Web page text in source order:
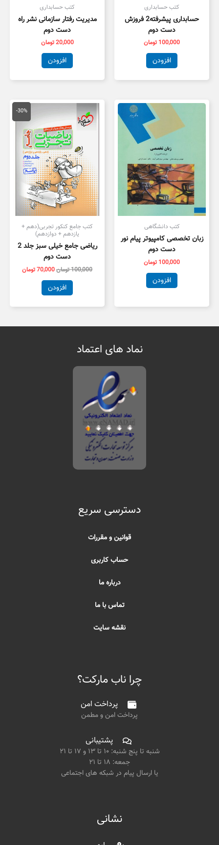
کتب حسابداری
حسابداری پیشرفته2 فروزش
دست دوم
100,000 تومان
افزودن
کتب حسابداری
مدیریت رفتار سازمانی نشر راه
دست دوم
20,000تومان
افزودن
کتب دانشگاهی
زبان تخصصی کامپیوتر پیام نور
دست دوم
100,000 تومان
افزودن
-30%
کتب جامع کنکور تجربی(دهم +
یازدهم + دوازدهم)
ریاضی جامع خیلی سبز جلد 2
دست دوم
100,000تومان
قیمت
100,000 تومان
بود.
70,000تومان
قیمت
فعلی
افزودن
نماد های اعتماد
دسترسی سریع
قوانین و مقررات
حساب کاربری
درباره ما
تماس با ما
نقشه سایت
چرا ناب مارکت؟
پرداخت امن
پرداخت امن و مطمن
پشتیبانی
شنبه تا پنج شنبه: ۱۰ تا ۱۳ و ۱۷ تا ۲۱
جمعه: ۱۸ تا ۲۱
یا ارسال پیام در شبکه های اجتماعی
نشانی